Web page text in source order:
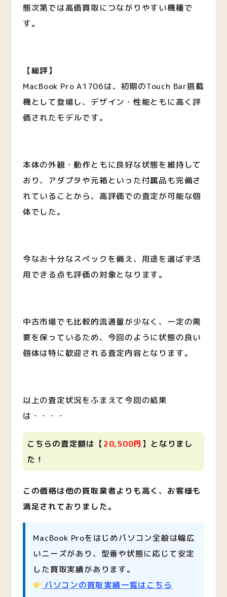
態次第では高価買取につながりやすい機種で
す。
【総評】
MacBook Pro A1706は、初期のTouch Bar搭載
機として登場し、デザイン・性能ともに高く評
価されたモデルです。
本体の外観・動作ともに良好な状態を維持して
おり、アダプタや元箱といった付属品も完備さ
れていることから、高評価での査定が可能な個
体でした。
今なお十分なスペックを備え、用途を選ばず活
用できる点も評価の対象となります。
中古市場でも比較的流通量が少なく、一定の需
要を保っているため、今回のように状態の良い
個体は特に歓迎される査定内容となります。
以上の査定状況をふまえて今回の結果
は・・・・
こちらの査定額は【20,500円 】となりまし
た！
この価格は他の買取業者よりも高く、お客様も
満足されておりました。
MacBook Proをはじめパソコン全般は幅広
いニーズがあり、型番や状態に応じて安定
した買取実績があります。
パソコンの買取実績一覧はこちら